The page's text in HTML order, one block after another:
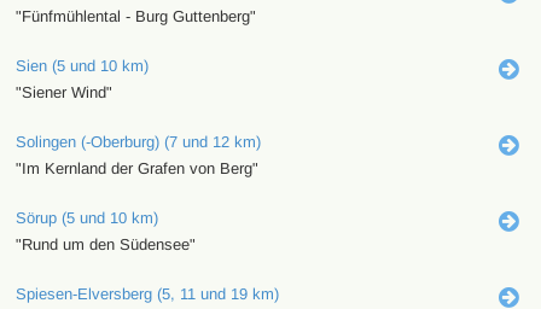
"Fünfmühlental - Burg Guttenberg"
Sien (5 und 10 km)
"Siener Wind"
Solingen (-Oberburg) (7 und 12 km)
"Im Kernland der Grafen von Berg"
Sörup (5 und 10 km)
"Rund um den Südensee"
Spiesen-Elversberg (5, 11 und 19 km)